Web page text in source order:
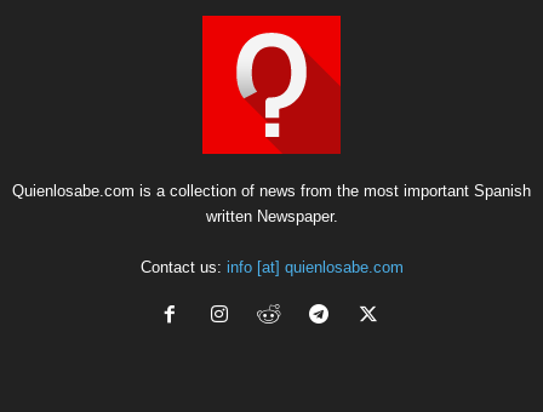
Quienlosabe.com is a collection of news from the most important Spanish
written Newspaper.
Contact us: info [at] quienlosabe.com